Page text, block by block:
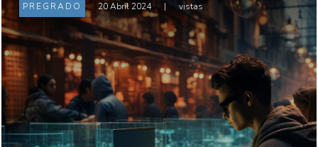
PREGRADO 20 Abril 2024 | vistas